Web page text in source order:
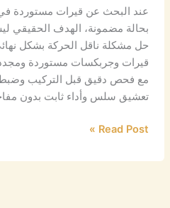
عند البحث عن قيرات مستوردة
بحالة مضمونة، الهدف الحقيقي
حل مشكلة ناقل الحركة بشكل
قيرات وجربكسات مستوردة
مع فحص دقيق قبل التركيب
تعشيق سلس وأداء ثابت بدون
Read Post »